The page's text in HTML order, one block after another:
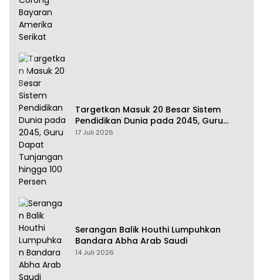
Targetkan Masuk 20 Besar Sistem
Pendidikan Dunia pada 2045, Guru
Dapat Tunjangan hingga 100 Persen
17 Juli 2026
Serangan Balik Houthi Lumpuhkan
Bandara Abha Arab Saudi
14 Juli 2026